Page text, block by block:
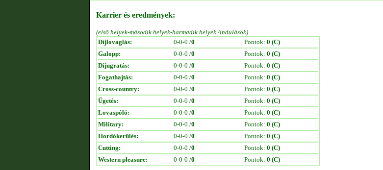
Karrier és eredmények:
(első helyek-második helyek-harmadik helyek /indulások)
Díjlovaglás:
0-0-0 /0 Pontok: 0 (C)
Galopp:
0-0-0 /0 Pontok: 0 (C)
Díjugratás:
0-0-0 /0 Pontok: 0 (C)
Fogathajtás:
0-0-0 /0 Pontok: 0 (C)
Cross-country:
0-0-0 /0 Pontok: 0 (C)
Ügetés:
0-0-0 /0 Pontok: 0 (C)
Lovaspóló:
0-0-0 /0 Pontok: 0 (C)
Military:
0-0-0 /0 Pontok: 0 (C)
Hordókerülés:
0-0-0 /0 Pontok: 0 (C)
Cutting:
0-0-0 /0 Pontok: 0 (C)
Western pleasure:
0-0-0 /0 Pontok: 0 (C)